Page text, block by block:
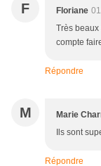
F Floriane
Très
compte
Répondre
M Marie
Ils sont
Répondre